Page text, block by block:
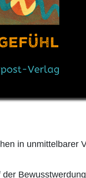
in unmittelbarer